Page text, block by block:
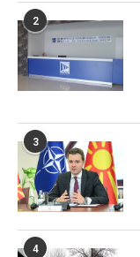
2
3
4